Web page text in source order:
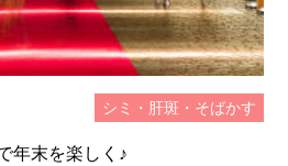
シミ・肝斑・そばかす
年末を楽しく♪